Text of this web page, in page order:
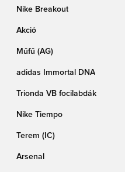
Nike Breakout
Akció
Műfű (AG)
adidas Immortal DNA
Trionda VB focilabdák
Nike Tiempo
Terem (IC)
Arsenal